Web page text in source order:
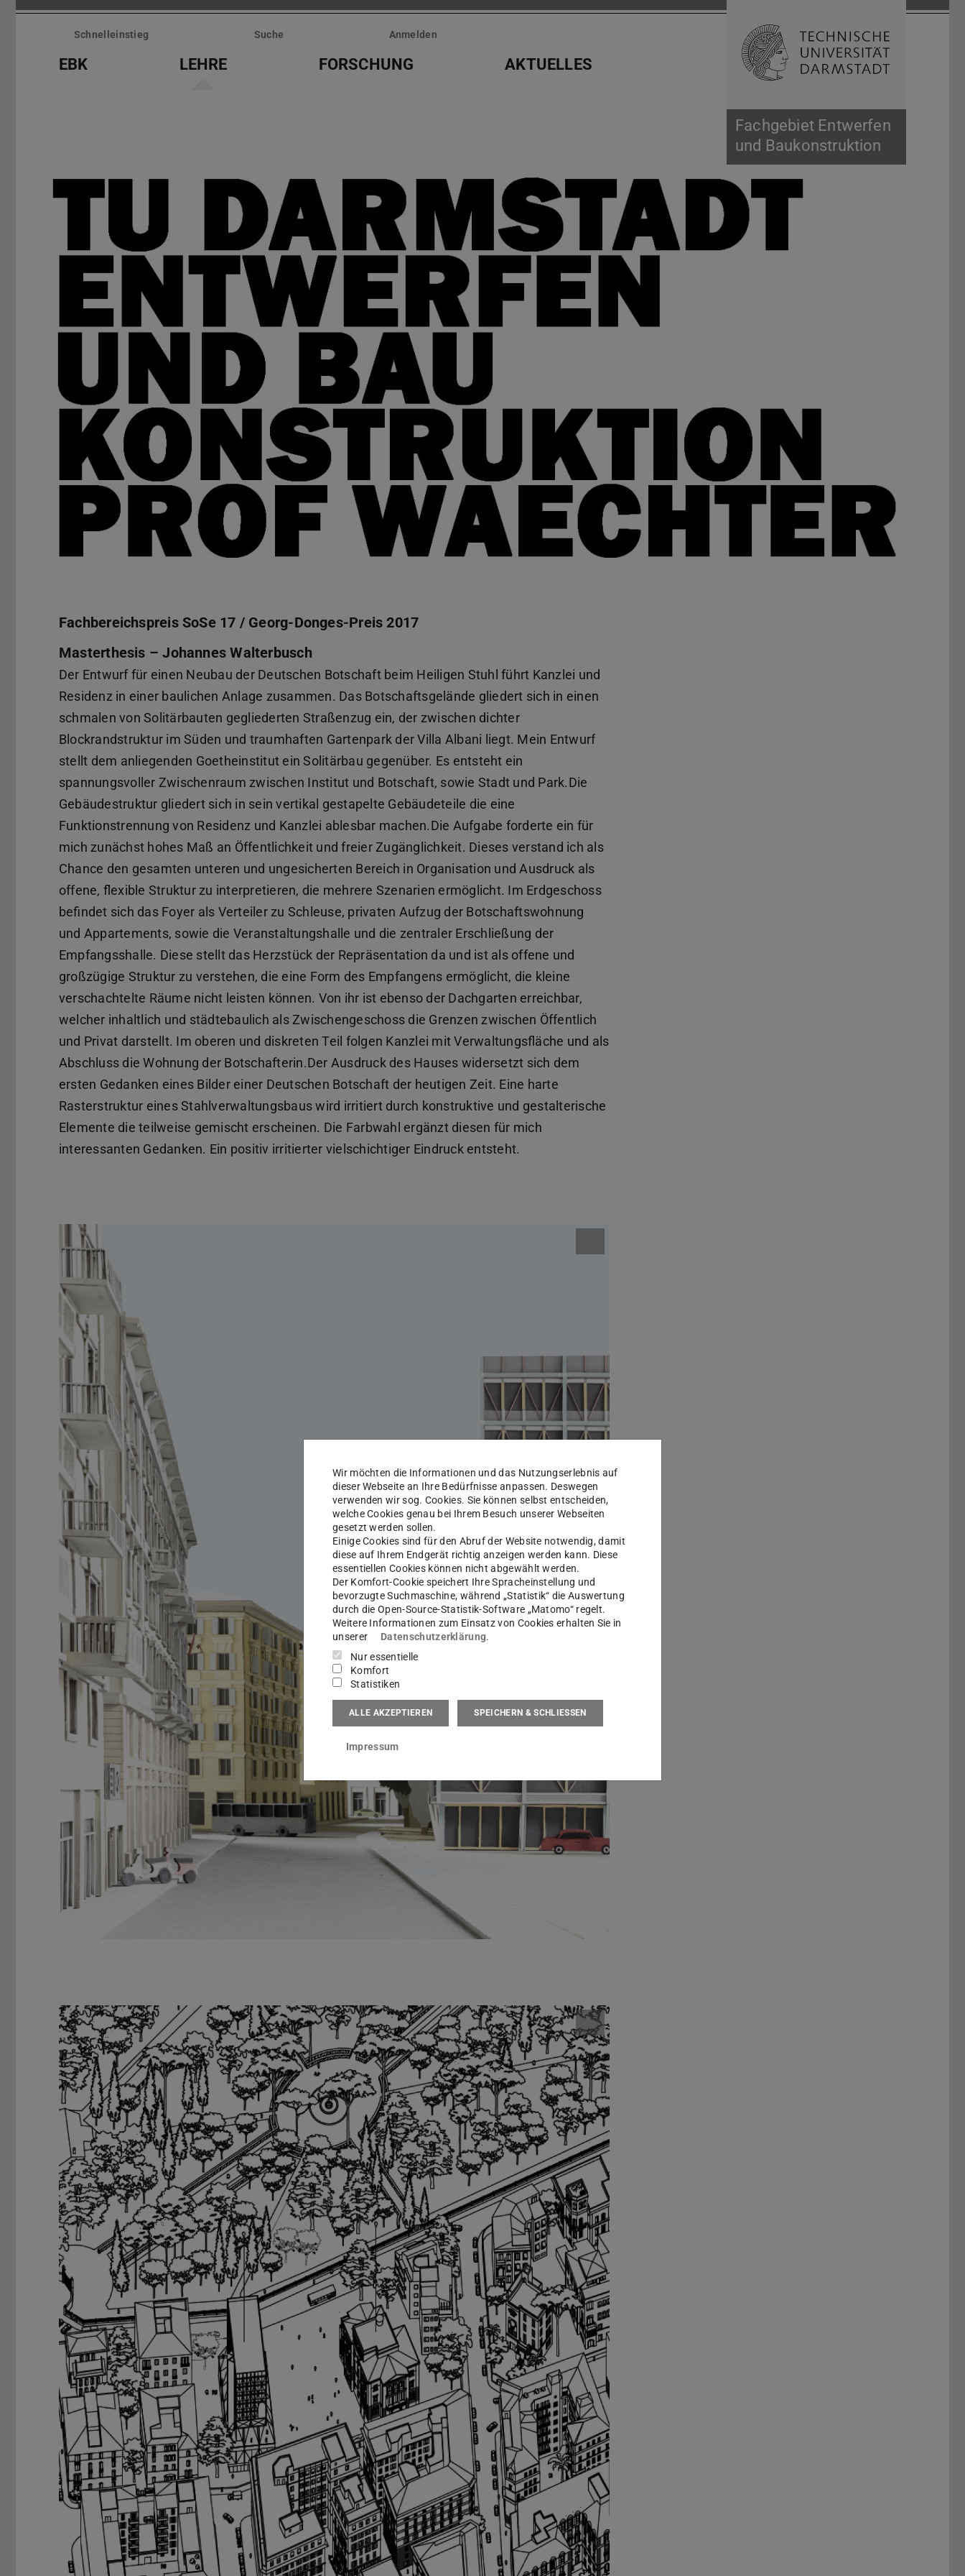
Menü
überspringen
Fachgebiet Entwerfen
und Baukonstruktion
Schnelleinstieg Suche Anmelden
EBK LEHRE FORSCHUNG AKTUELLES Suche öffnen
Fachbereichspreis SoSe 17 / Georg-Donges-Preis 2017
Masterthesis – Johannes Walterbusch
Der Entwurf für einen Neubau der Deutschen Botschaft beim Heiligen Stuhl führt Kanzlei und
Residenz in einer baulichen Anlage zusammen. Das Botschaftsgelände gliedert sich in einen
schmalen von Solitärbauten gegliederten Straßenzug ein, der zwischen dichter
Blockrandstruktur im Süden und traumhaften Gartenpark der Villa Albani liegt. Mein Entwurf
stellt dem anliegenden Goetheinstitut ein Solitärbau gegenüber. Es entsteht ein
spannungsvoller Zwischenraum zwischen Institut und Botschaft, sowie Stadt und Park.Die
Gebäudestruktur gliedert sich in sein vertikal gestapelte Gebäudeteile die eine
Funktionstrennung von Residenz und Kanzlei ablesbar machen.Die Aufgabe forderte ein für
mich zunächst hohes Maß an Öffentlichkeit und freier Zugänglichkeit. Dieses verstand ich als
Chance den gesamten unteren und ungesicherten Bereich in Organisation und Ausdruck als
offene, flexible Struktur zu interpretieren, die mehrere Szenarien ermöglicht. Im Erdgeschoss
befindet sich das Foyer als Verteiler zu Schleuse, privaten Aufzug der Botschaftswohnung
und Appartements, sowie die Veranstaltungshalle und die zentraler Erschließung der
Empfangsshalle. Diese stellt das Herzstück der Repräsentation da und ist als offene und
großzügige Struktur zu verstehen, die eine Form des Empfangens ermöglicht, die kleine
verschachtelte Räume nicht leisten können. Von ihr ist ebenso der Dachgarten erreichbar,
welcher inhaltlich und städtebaulich als Zwischengeschoss die Grenzen zwischen Öffentlich
und Privat darstellt. Im oberen und diskreten Teil folgen Kanzlei mit Verwaltungsfläche und als
Abschluss die Wohnung der Botschafterin.Der Ausdruck des Hauses widersetzt sich dem
ersten Gedanken eines Bilder einer Deutschen Botschaft der heutigen Zeit. Eine harte
Rasterstruktur eines Stahlverwaltungsbaus wird irritiert durch konstruktive und gestalterische
Elemente die teilweise gemischt erscheinen. Die Farbwahl ergänzt diesen für mich
interessanten Gedanken. Ein positiv irritierter vielschichtiger Eindruck entsteht.
Wir möchten die Informationen und das Nutzungserlebnis auf
dieser Webseite an Ihre Bedürfnisse anpassen. Deswegen
verwenden wir sog. Cookies. Sie können selbst entscheiden,
welche Cookies genau bei Ihrem Besuch unserer Webseiten
gesetzt werden sollen.
Einige Cookies sind für den Abruf der Website notwendig, damit
diese auf Ihrem Endgerät richtig anzeigen werden kann. Diese
essentiellen Cookies können nicht abgewählt werden.
Der Komfort-Cookie speichert Ihre Spracheinstellung und
bevorzugte Suchmaschine, während „Statistik“ die Auswertung
durch die Open-Source-Statistik-Software „Matomo“ regelt.
Weitere Informationen zum Einsatz von Cookies erhalten Sie in
unserer
Datenschutzerklärung.
Nur essentielle
Komfort
Statistiken
ALLE AKZEPTIEREN SPEICHERN & SCHLIESSEN
Impressum